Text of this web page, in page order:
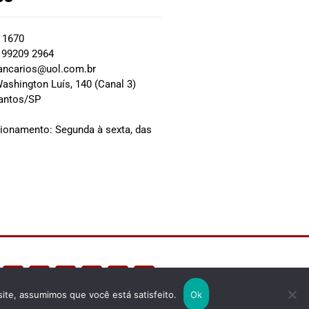
2964
Luís, 140 (Canal 3)
SP
Segunda à sexta, das
assumimos que você está satisfeito. Ok